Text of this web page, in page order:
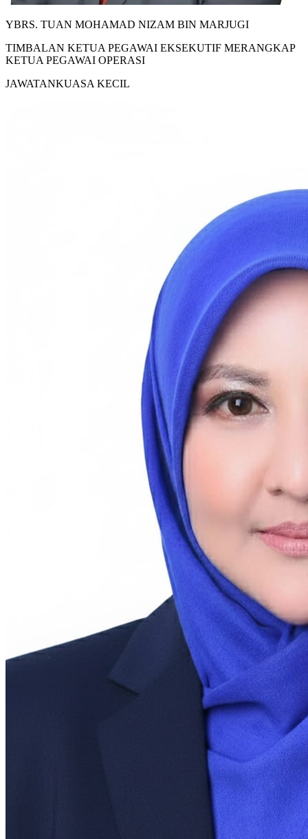
YBRS. TUAN MOHAMAD NIZAM BIN MARJUGI
TIMBALAN KETUA PEGAWAI EKSEKUTIF MERANGKAP
KETUA PEGAWAI OPERASI
JAWATANKUASA KECIL